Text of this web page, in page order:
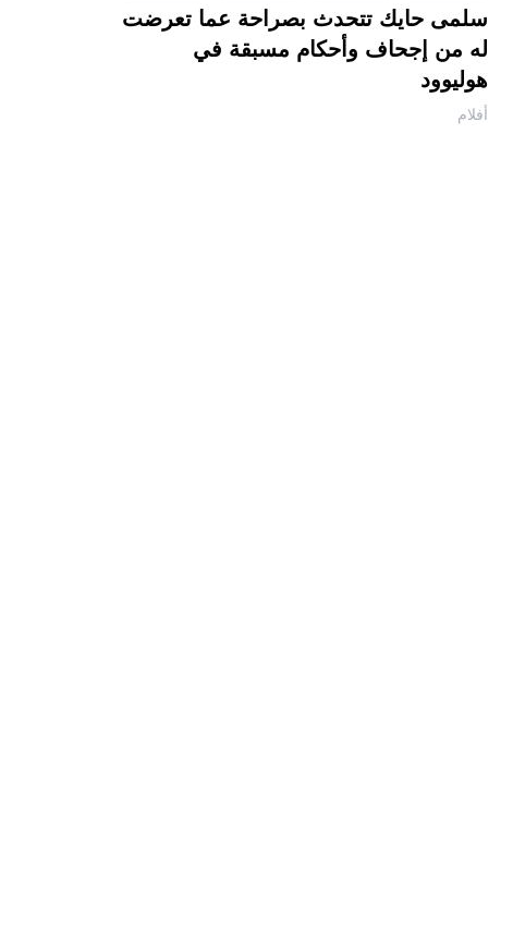
سلمى حايك تتحدث بصراحة عما تعرضت
له من إجحاف وأحكام مسبقة في
هوليوود
أفلام